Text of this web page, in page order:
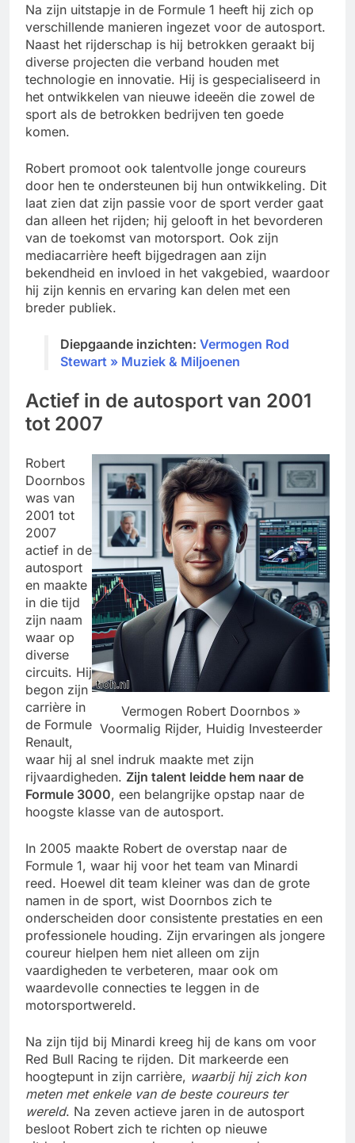
Na zijn uitstapje in de Formule 1 heeft hij zich op
verschillende manieren ingezet voor de autosport.
Naast het rijderschap is hij betrokken geraakt bij
diverse projecten die verband houden met
technologie en innovatie. Hij is gespecialiseerd in
het ontwikkelen van nieuwe ideeën die zowel de
sport als de betrokken bedrijven ten goede
komen.
Robert promoot ook talentvolle jonge coureurs
door hen te ondersteunen bij hun ontwikkeling. Dit
laat zien dat zijn passie voor de sport verder gaat
dan alleen het rijden; hij gelooft in het bevorderen
van de toekomst van motorsport. Ook zijn
mediacarrière heeft bijgedragen aan zijn
bekendheid en invloed in het vakgebied, waardoor
hij zijn kennis en ervaring kan delen met een
breder publiek.
Diepgaande inzichten: Vermogen Rod
Stewart » Muziek & Miljoenen
Actief in de autosport van 2001
tot 2007
Vermogen Robert Doornbos »
Voormalig Rijder, Huidig Investeerder
Robert
Doornbos
was van
2001 tot
2007
actief in de
autosport
en maakte
in die tijd
zijn naam
waar op
diverse
circuits. Hij
begon zijn
carrière in
de Formule
Renault,
waar hij al snel indruk maakte met zijn
rijvaardigheden. Zijn talent leidde hem naar de
Formule 3000, een belangrijke opstap naar de
hoogste klasse van de autosport.
In 2005 maakte Robert de overstap naar de
Formule 1, waar hij voor het team van Minardi
reed. Hoewel dit team kleiner was dan de grote
namen in de sport, wist Doornbos zich te
onderscheiden door consistente prestaties en een
professionele houding. Zijn ervaringen als jongere
coureur hielpen hem niet alleen om zijn
vaardigheden te verbeteren, maar ook om
waardevolle connecties te leggen in de
motorsportwereld.
Na zijn tijd bij Minardi kreeg hij de kans om voor
Red Bull Racing te rijden. Dit markeerde een
hoogtepunt in zijn carrière, waarbij hij zich kon
meten met enkele van de beste coureurs ter
wereld. Na zeven actieve jaren in de autosport
besloot Robert zich te richten op nieuwe